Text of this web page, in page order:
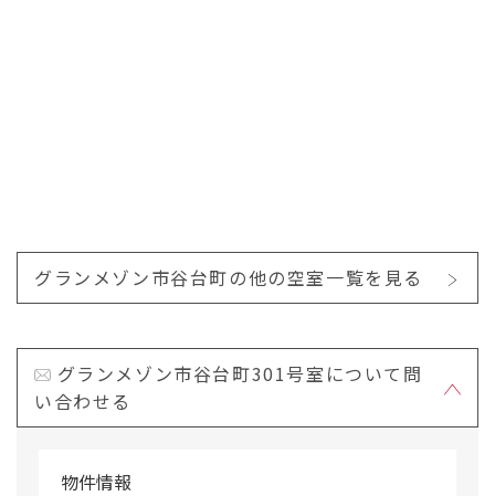
グランメゾン市谷台町の他の空室一覧を見る
グランメゾン市谷台町301号室について問
い合わせる
物件情報